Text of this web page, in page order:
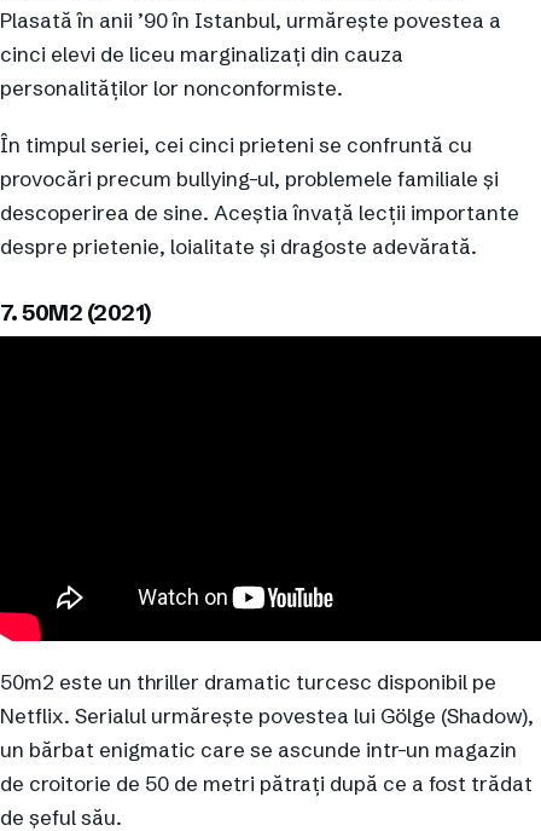
Plasată în anii ’90 în Istanbul, urmărește povestea a
cinci elevi de liceu marginalizați din cauza
personalităților lor nonconformiste.
În timpul seriei, cei cinci prieteni se confruntă cu
provocări precum bullying-ul, problemele familiale și
descoperirea de sine. Aceștia învață lecții importante
despre prietenie, loialitate și dragoste adevărată.
7. 50M2 (2021)
50m2 este un thriller dramatic turcesc disponibil pe
Netflix. Serialul urmărește povestea lui Gölge (Shadow),
un bărbat enigmatic care se ascunde intr-un magazin
de croitorie de 50 de metri pătrați după ce a fost trădat
de șeful său.